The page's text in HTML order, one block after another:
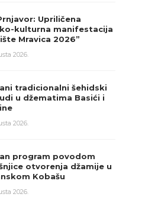
Upriličena
kulturna manifestacija
Mravica 2026”
2026.
tradicionalni šehidski
u džematima Basići i
2026.
program povodom
otvorenja džamije u
Kobašu
2026.